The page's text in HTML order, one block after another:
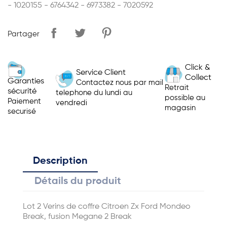
- 1020155 - 6764342 - 6973382 - 7020592
Partager
Garanties
sécurité
Paiement
securisé
Service Client
Contactez nous par mail
telephone du lundi au
vendredi
Click &
Collect
Retrait
possible au
magasin
Description
Détails du produit
Lot 2 Verins de coffre Citroen Zx Ford Mondeo
Break, fusion Megane 2 Break